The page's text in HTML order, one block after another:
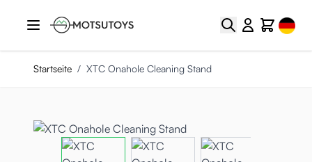
Suche CartSelect
Startseite / XTC Onahole Cleaning Stand